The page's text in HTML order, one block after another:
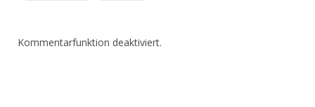
Kommentarfunktion deaktiviert.